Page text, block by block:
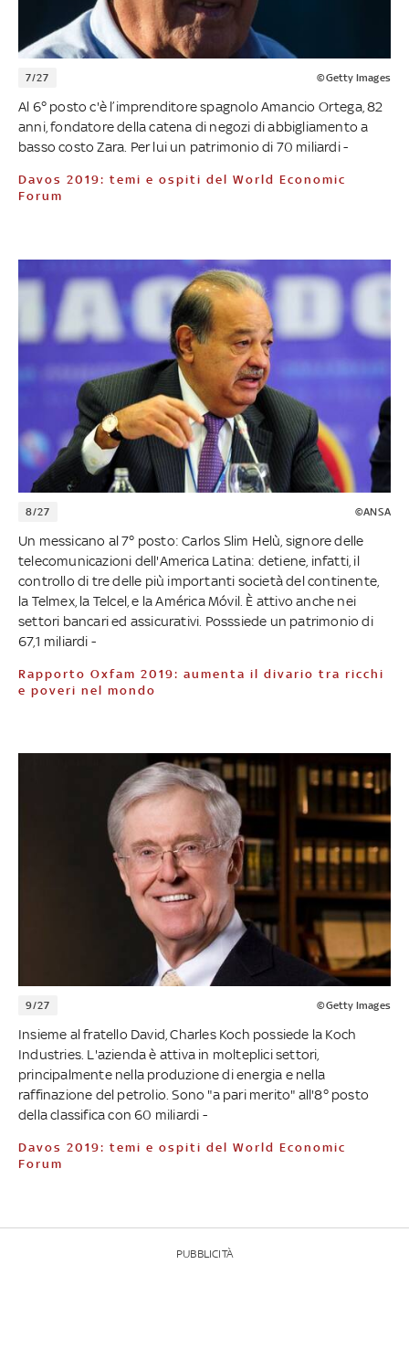
7/27 ©Getty Images
Al 6° posto c'è l’imprenditore spagnolo Amancio Ortega, 82
anni, fondatore della catena di negozi di abbigliamento a
basso costo Zara. Per lui un patrimonio di 70 miliardi -
Davos 2019: temi e ospiti del World Economic
Forum
8/27 ©ANSA
Un messicano al 7° posto: Carlos Slim Helù, signore delle
telecomunicazioni dell'America Latina: detiene, infatti, il
controllo di tre delle più importanti società del continente,
la Telmex, la Telcel, e la América Móvil. È attivo anche nei
settori bancari ed assicurativi. Posssiede un patrimonio di
67,1 miliardi -
Rapporto Oxfam 2019: aumenta il divario tra ricchi
e poveri nel mondo
9/27 ©Getty Images
Insieme al fratello David, Charles Koch possiede la Koch
Industries. L'azienda è attiva in molteplici settori,
principalmente nella produzione di energia e nella
raffinazione del petrolio. Sono "a pari merito" all'8° posto
della classifica con 60 miliardi -
Davos 2019: temi e ospiti del World Economic
Forum
PUBBLICITÀ